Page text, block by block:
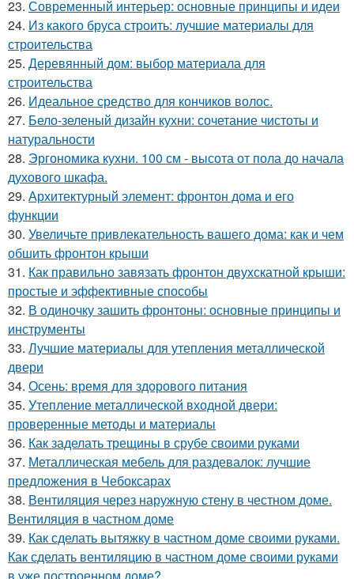
23. Современный интерьер: основные принципы и идеи
24. Из какого бруса строить: лучшие материалы для
строительства
25. Деревянный дом: выбор материала для
строительства
26. Идеальное средство для кончиков волос.
27. Бело-зеленый дизайн кухни: сочетание чистоты и
натуральности
28. Эргономика кухни. 100 см - высота от пола до начала
духового шкафа.
29. Архитектурный элемент: фронтон дома и его
функции
30. Увеличьте привлекательность вашего дома: как и чем
обшить фронтон крыши
31. Как правильно завязать фронтон двухскатной крыши:
простые и эффективные способы
32. В одиночку зашить фронтоны: основные принципы и
инструменты
33. Лучшие материалы для утепления металлической
двери
34. Осень: время для здорового питания
35. Утепление металлической входной двери:
проверенные методы и материалы
36. Как заделать трещины в срубе своими руками
37. Металлическая мебель для раздевалок: лучшие
предложения в Чебоксарах
38. Вентиляция через наружную стену в честном доме.
Вентиляция в частном доме
39. Как сделать вытяжку в частном доме своими руками.
Как сделать вентиляцию в частном доме своими руками
в уже построенном доме?